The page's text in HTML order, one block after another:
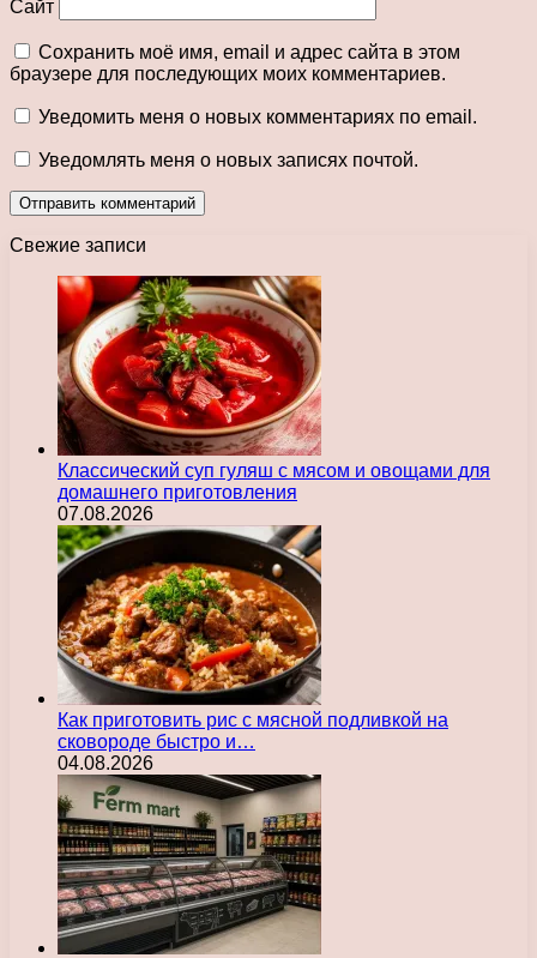
Сайт
Сохранить моё имя, email и адрес сайта в этом
браузере для последующих моих комментариев.
Уведомить меня о новых комментариях по email.
Уведомлять меня о новых записях почтой.
Свежие записи
Классический суп гуляш с мясом и овощами для
домашнего приготовления
07.08.2026
Как приготовить рис с мясной подливкой на
сковороде быстро и…
04.08.2026